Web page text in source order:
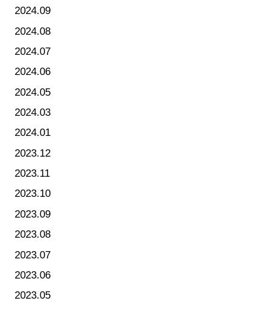
2024.09
2024.08
2024.07
2024.06
2024.05
2024.03
2024.01
2023.12
2023.11
2023.10
2023.09
2023.08
2023.07
2023.06
2023.05